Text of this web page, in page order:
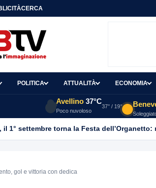
CERCA
POLITICA ATTUALITÀ ECONOMIA
Avellino 37°C
Poco nuvoloso
37° / 19°
il 1° settembre torna la Festa
gol e vittoria con dedica